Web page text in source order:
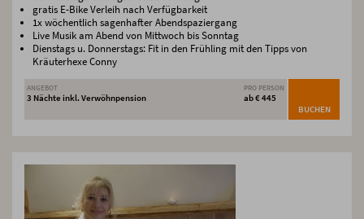
gratis E-Bike Verleih nach Verfügbarkeit
1x wöchentlich sagenhafter Abendspaziergang
Live Musik am Abend von Mittwoch bis Sonntag
Dienstags u. Donnerstags: Fit in den Frühling mit den Tipps von
Kräuterhexe Conny
ANGEBOT
3 Nächte inkl. Verwöhnpension
PRO PERSON
ab € 445
BUCHEN